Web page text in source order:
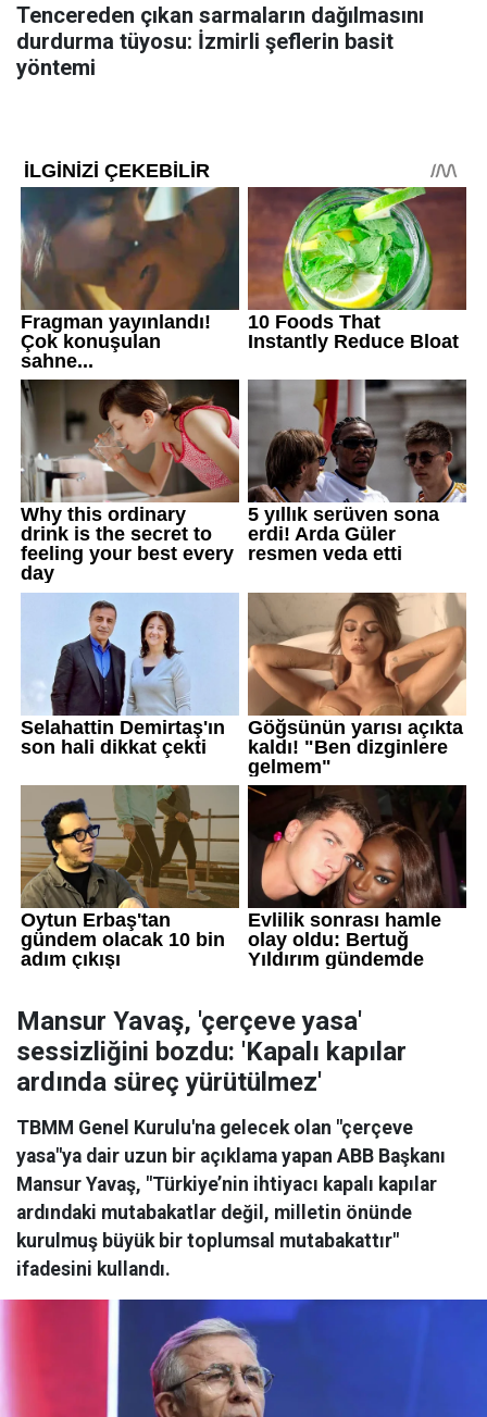
Tencereden çıkan sarmaların dağılmasını
durdurma tüyosu: İzmirli şeflerin basit
yöntemi
Mansur Yavaş, 'çerçeve yasa'
sessizliğini bozdu: 'Kapalı kapılar
ardında süreç yürütülmez'
TBMM Genel Kurulu'na gelecek olan "çerçeve
yasa"ya dair uzun bir açıklama yapan ABB Başkanı
Mansur Yavaş, "Türkiye’nin ihtiyacı kapalı kapılar
ardındaki mutabakatlar değil, milletin önünde
kurulmuş büyük bir toplumsal mutabakattır"
ifadesini kullandı.